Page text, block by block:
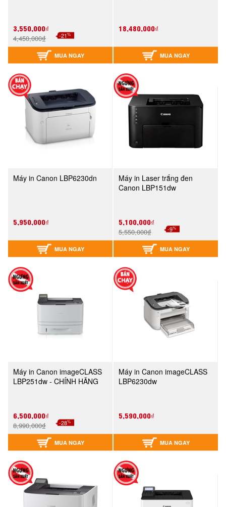
3,550,000₫
4,450,000₫ -21%
MUA NGAY
18,480,000₫
MUA NGAY
Máy in Canon LBP6230dn
5,950,000₫
MUA NGAY
Máy in Laser trắng đen
Canon LBP151dw
5,100,000₫
5,550,000₫ -9%
MUA NGAY
Máy in Canon imageCLASS
LBP251dw - CHÍNH HÃNG
6,500,000₫
8,990,000₫ -28%
MUA NGAY
Máy in Canon imageCLASS
LBP6230dw
5,590,000₫
MUA NGAY